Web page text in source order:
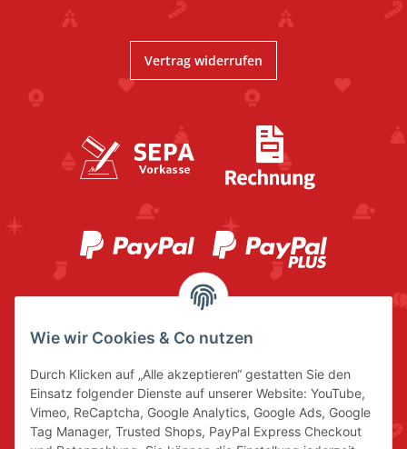
Vertrag widerrufen
Wie wir Cookies & Co nutzen
Durch Klicken auf „Alle akzeptieren“ gestatten Sie den
Einsatz folgender Dienste auf unserer Website: YouTube,
Vimeo, ReCaptcha, Google Analytics, Google Ads, Google
Tag Manager, Trusted Shops, PayPal Express Checkout